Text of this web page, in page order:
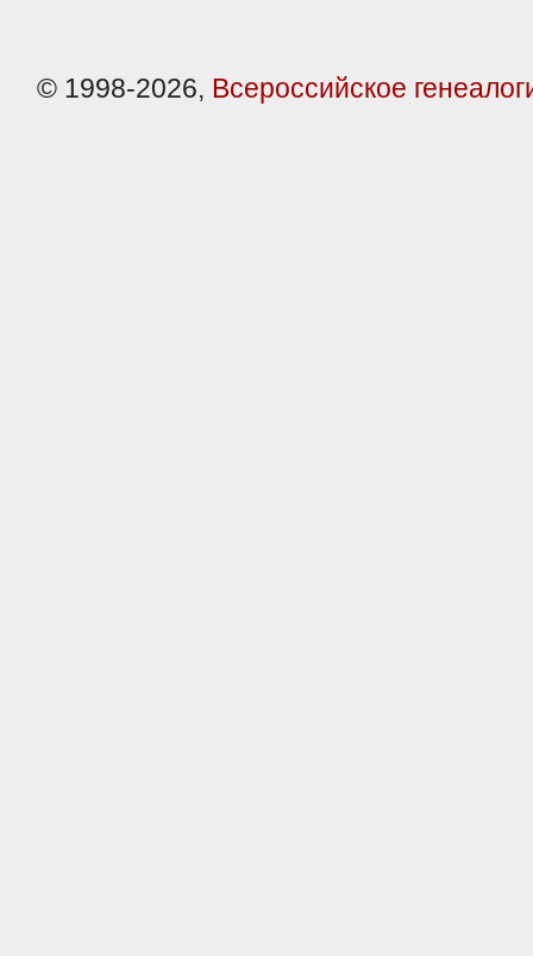
© 1998-2026, Всероссийское